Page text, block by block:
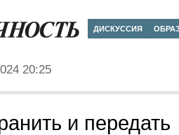
ДИСКУССИЯ
20:25
и передать